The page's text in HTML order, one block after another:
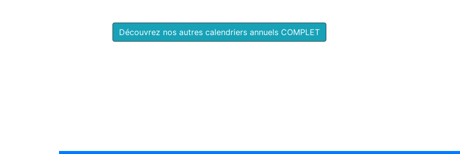
Découvrez nos autres calendriers annuels COMPLET